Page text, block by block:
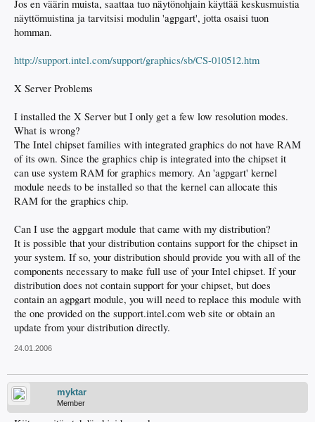
Jos en väärin muista, saattaa tuo näytönohjain käyttää keskusmuistia
näyttömuistina ja tarvitsisi modulin 'agpgart', jotta osaisi tuon
homman.
http://support.intel.com/support/graphics/sb/CS-010512.htm
X Server Problems
I installed the X Server but I only get a few low resolution modes.
What is wrong?
The Intel chipset families with integrated graphics do not have RAM
of its own. Since the graphics chip is integrated into the chipset it
can use system RAM for graphics memory. An 'agpgart' kernel
module needs to be installed so that the kernel can allocate this
RAM for the graphics chip.
Can I use the agpgart module that came with my distribution?
It is possible that your distribution contains support for the chipset in
your system. If so, your distribution should provide you with all of the
components necessary to make full use of your Intel chipset. If your
distribution does not contain support for your chipset, but does
contain an agpgart module, you will need to replace this module with
the one provided on the support.intel.com web site or obtain an
update from your distribution directly.
24.01.2006
myktar
Member